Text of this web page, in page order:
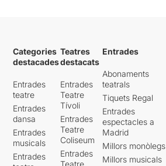
Categories
destacades
Entrades
teatre
Entrades
dansa
Entrades
musicals
Entrades
Teatres
destacats
Entrades
Teatre
Tívoli
Entrades
Teatre
Coliseum
Entrades
Teatre
Entrades
Abonaments
teatrals
Tiquets Regal
Entrades
espectacles a
Madrid
Millors monòlegs
Millors musicals